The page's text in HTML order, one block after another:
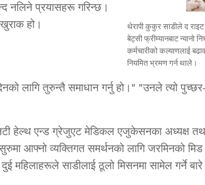
नलिने प्रयासहरू गरिन्छ।
हो।
थेरापी कुकुर साडीले द
बेट्सी फ्रीम्यानबाट न्यानो
कर्मचारीको कल्याणलाई
नियमित भ्रमण गर्न थाले।
लागि तुरुन्तै समाधान गर्नु हो।" "उनले त्यो
हेल्थ एन्ड ग्रेजुएट मेडिकल एजुकेसनका अध्यक्ष
आफ्नो व्यक्तिगत समर्थनको लागि जरमिनको
महिलाहरूले साडीलाई ठूलो मिसनमा सामेल गर्ने